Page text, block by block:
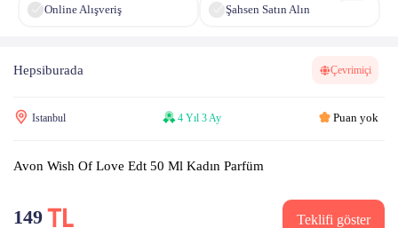
Online Alışveriş Şahsen Satın Alın
Hepsiburada Çevrimiçi
Istanbul 4 Yıl 3 Ay Puan yok
Avon Wish Of Love Edt 50 Ml Kadın Parfüm
149 Teklifi göster